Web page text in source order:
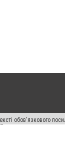
обов'язкового
виняткових